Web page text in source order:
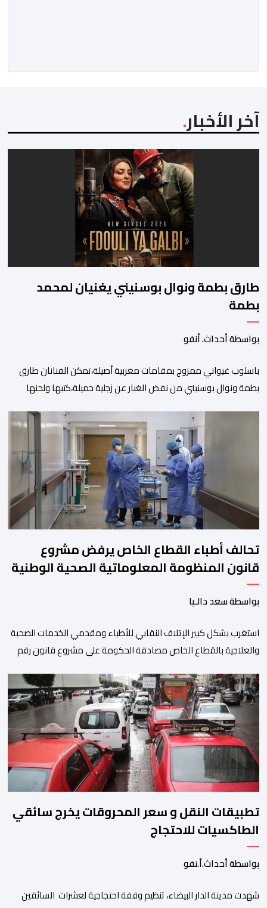
الرشحين للهجرة غير النظامية، وعلى حساب […]
آخر الأخبار
طارق بطمة ونوال بوسنيني يغنيان لمحمد
بطمة
بواسطة أحداث. أنفو
باسلوب غيواني ممزوج بمقامات مغربية أصيلة،تمكن الفنانان طارق
بطمة ونوال بوسنيني من نفض الغبار عن زجلية جميلة،كتبها ولحنها
بعنوان ” فضولي ياقلبي” ،قام بتوزيعها اسامة باهي،باسلوب سلس
وبسيط، متحكما في الجمل الموسيقية والانتقالات الجميلة..استطاع
الفنانان طارق بطمة ونوال بوسنيني أن يعطيا روحا فريدة لهذه
الاغنية,بفضل أدا […]
تحالف أطباء القطاع الخاص يرفض مشروع
قانون المنظومة المعلوماتية الصحية الوطنية
المندمجة
بواسطة سعد دالـيا
استغرب بشكل كبير الإتلاف النقابي للأطباء ومقدمي الخدمات الصحية
والعلاجية بالقطاع الخاص مصادقة الحكومة على مشروع قانون رقم
والذي اعتبره الائتلاف جاء في غياب تام للمقاربة التشاركية وعدم أخذ
رأي وملاحظات التمثيليات المهنية للأطباء ومقدمي الخدمات العلاجية
رغم ما تسنه مقتضيات مشروع القانون من عقوبات مالية ضدهم
وتهدد […]
تطبيقات النقل و سعر المحروقات يخرج سائقي
الطاكسيات للاحتجاج
بواسطة أحداث.أ.نفو
شهدت مدينة الدار البيضاء، تنظيم وقفة احتجاجية لعشرات السائقين